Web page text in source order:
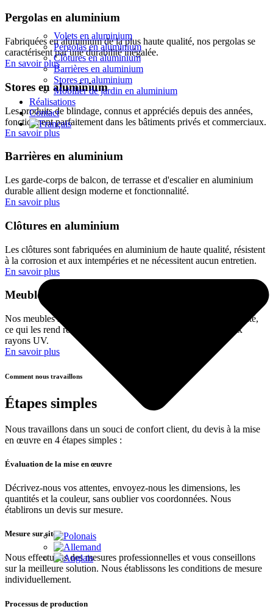
Volets en aluminium
Pergolas en aluminium
Clôtures en aluminium
Barrières en aluminium
Stores en aluminium
Mobilier de jardin en aluminium
Réalisations
Contact
Pergolas en aluminium
Fabriquées en aluminium de la plus haute qualité, nos pergolas se
caractérisent par une durabilité inégalée.
En savoir plus
Stores en aluminium
Les produits de blindage, connus et appréciés depuis des années,
fonctionnent parfaitement dans les bâtiments privés et commerciaux.
En savoir plus
Barrières en aluminium
Les garde-corps de balcon, de terrasse et d'escalier en aluminium
durable allient design moderne et fonctionnalité.
En savoir plus
Clôtures en aluminium
Les clôtures sont fabriquées en aluminium de haute qualité, résistent
à la corrosion et aux intempéries et ne nécessitent aucun entretien.
En savoir plus
Meubles en aluminium
Nos meubles sont fabriqués en aluminium de la plus haute qualité,
ce qui les rend résistants à la corrosion, aux intempéries et aux
rayons UV.
En savoir plus
Comment nous travaillons
Étapes simples
Nous travaillons dans un souci de confort client, du devis à la mise
en œuvre en 4 étapes simples :
Évaluation de la mise en œuvre
Décrivez-nous vos attentes, envoyez-nous les dimensions, les
quantités et la couleur, sans oublier vos coordonnées. Nous
établirons un devis sur mesure.
Mesure sur site
Nous effectuons des mesures professionnelles et vous conseillons
sur la meilleure solution. Nous établissons les conditions de mesure
individuellement.
Processus de production